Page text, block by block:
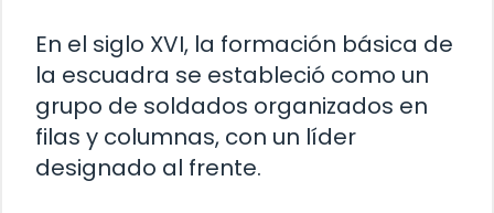
En el siglo XVI, la formación básica de
la escuadra se estableció como un
grupo de soldados organizados en
filas y columnas, con un líder
designado al frente.